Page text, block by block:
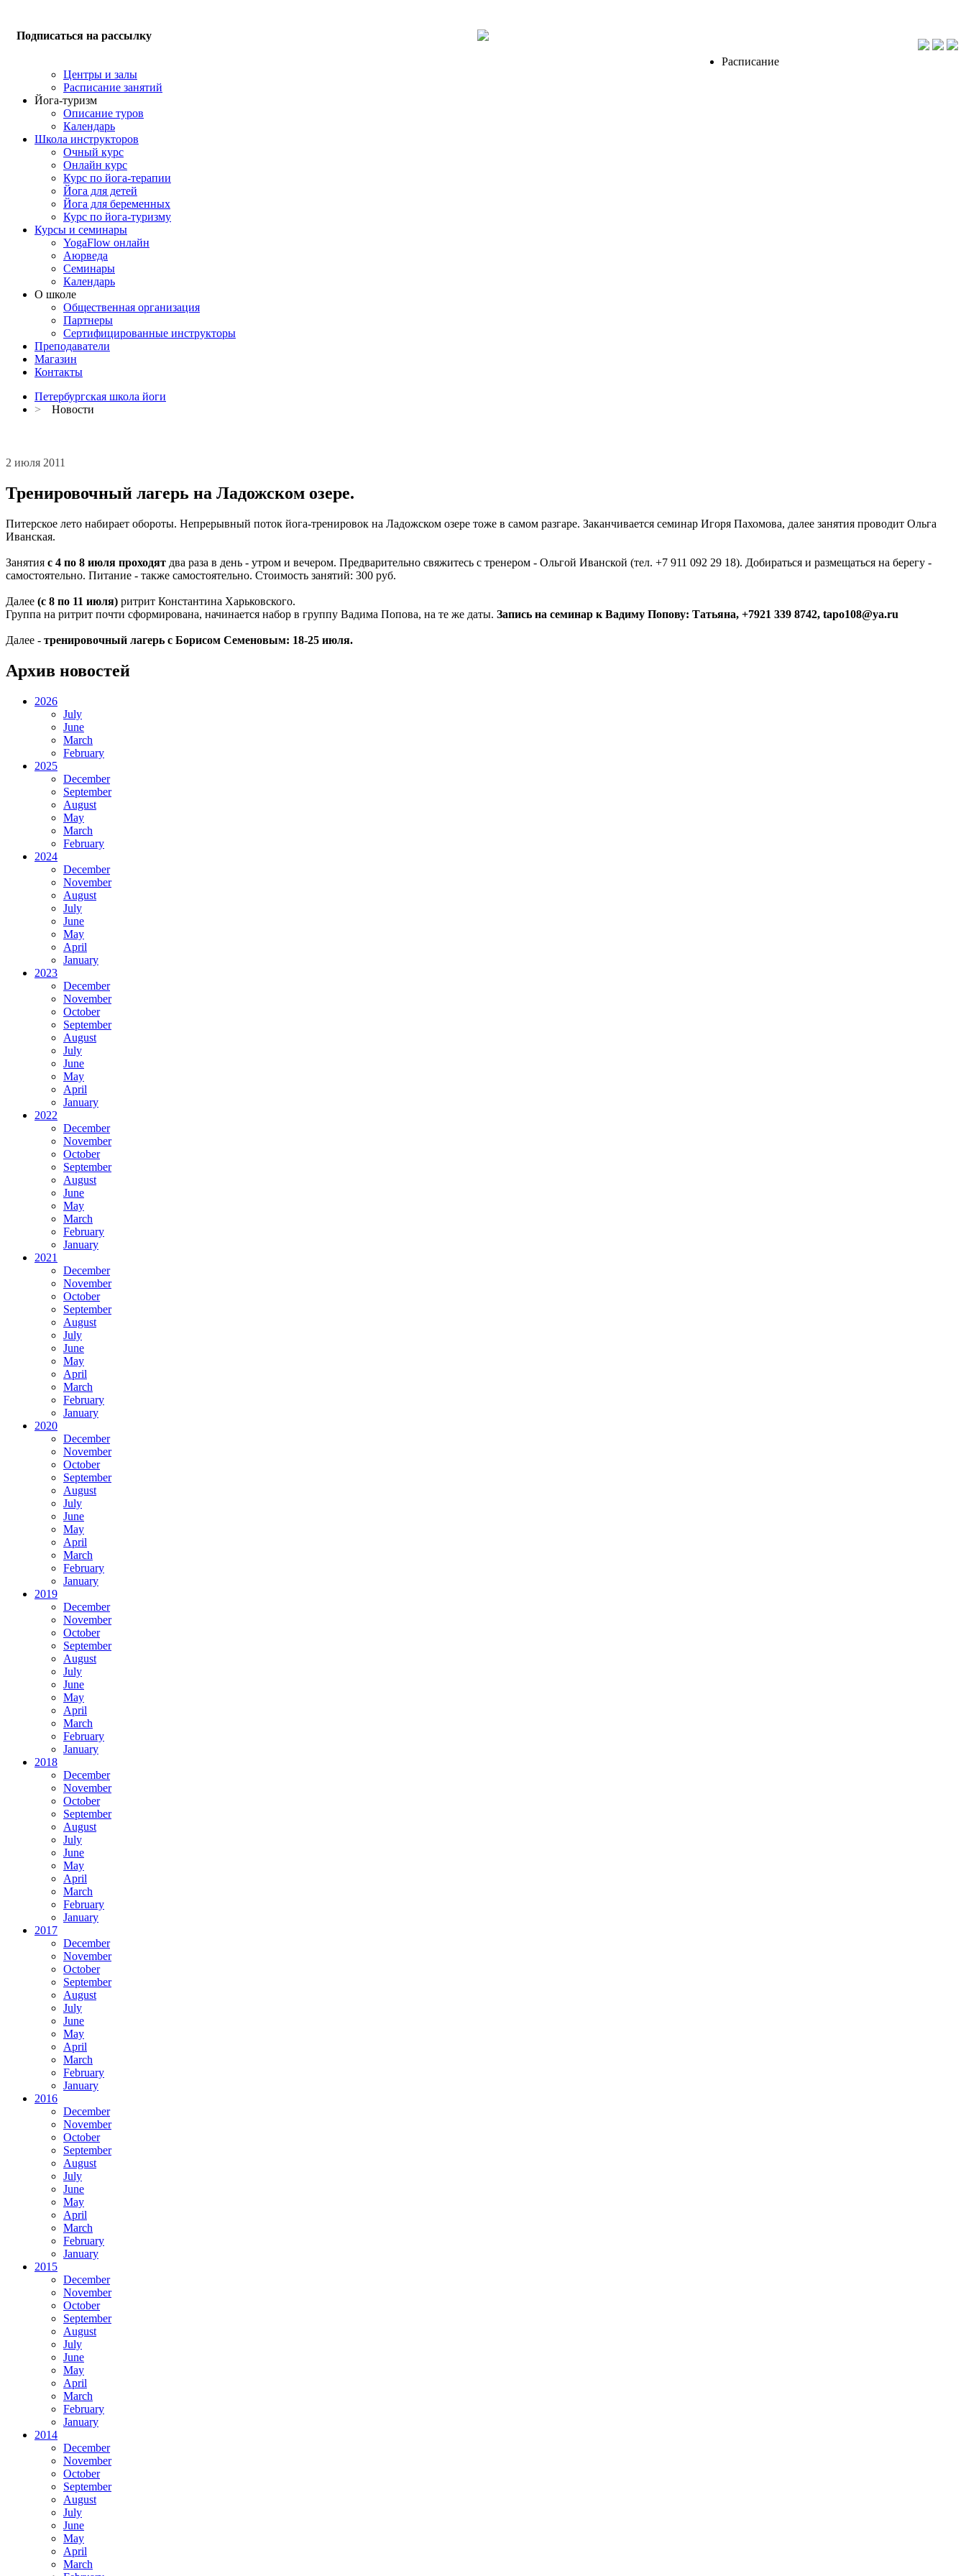
Подписаться на рассылку
Расписание
Центры и залы
Расписание занятий
Йога-туризм
Описание туров
Календарь
Школа инструкторов
Очный курс
Онлайн курс
Курс по йога-терапии
Йога для детей
Йога для беременных
Курс по йога-туризму
Курсы и семинары
YogaFlow онлайн
Аюрведа
Семинары
Календарь
О школе
Общественная организация
Партнеры
Сертифицированные инструкторы
Преподаватели
Магазин
Контакты
Петербургская школа йоги
>
Новости
2 июля 2011
Тренировочный лагерь на Ладожском озере.
Питерское лето набирает обороты. Непрерывный поток йога-тренировок на Ладожском озере тоже в самом разгаре. Заканчивается семинар Игоря Пахомова, далее занятия проводит Ольга
Иванская.
Занятия с 4 по 8 июля проходят два раза в день - утром и вечером. Предварительно свяжитесь с тренером - Ольгой Иванской (тел. +7 911 092 29 18). Добираться и размещаться на берегу -
самостоятельно. Питание - также самостоятельно. Стоимость занятий: 300 руб.
Далее (с 8 по 11 июля) ритрит Константина Харьковского.
Группа на ритрит почти сформирована, начинается набор в группу Вадима Попова, на те же даты. Запись на семинар к Вадиму Попову: Татьяна, +7921 339 8742, tapo108@ya.ru
Далее - тренировочный лагерь с Борисом Семеновым: 18-25 июля.
Архив новостей
2026
July
June
March
February
2025
December
September
August
May
March
February
2024
December
November
August
July
June
May
April
January
2023
December
November
October
September
August
July
June
May
April
January
2022
December
November
October
September
August
June
May
March
February
January
2021
December
November
October
September
August
July
June
May
April
March
February
January
2020
December
November
October
September
August
July
June
May
April
March
February
January
2019
December
November
October
September
August
July
June
May
April
March
February
January
2018
December
November
October
September
August
July
June
May
April
March
February
January
2017
December
November
October
September
August
July
June
May
April
March
February
January
2016
December
November
October
September
August
July
June
May
April
March
February
January
2015
December
November
October
September
August
July
June
May
April
March
February
January
2014
December
November
October
September
August
July
June
May
April
March